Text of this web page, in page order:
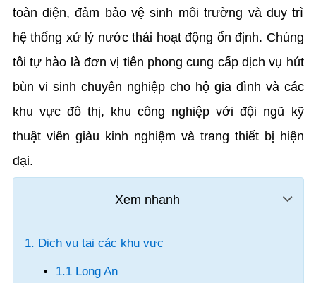
toàn diện, đảm bảo vệ sinh môi trường và duy trì
hệ thống xử lý nước thải hoạt động ổn định. Chúng
tôi tự hào là đơn vị tiên phong cung cấp dịch vụ hút
bùn vi sinh chuyên nghiệp cho hộ gia đình và các
khu vực đô thị, khu công nghiệp với đội ngũ kỹ
thuật viên giàu kinh nghiệm và trang thiết bị hiện
đại.
1. Dịch vụ tại các khu vực
1.1 Long An